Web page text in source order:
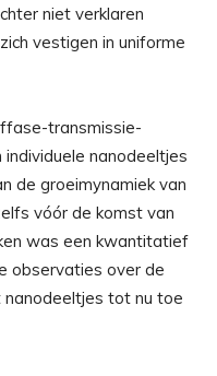
niet verklaren
vestigen in uniforme
transmissie-
nanodeeltjes
de groeimynamiek van
vóór de komst van
was een kwantitatief
observaties over de
nanodeeltjes tot nu toe